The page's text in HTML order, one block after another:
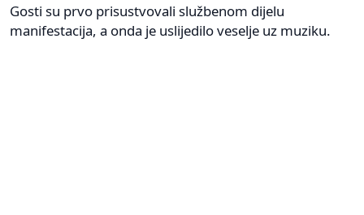
Gosti su prvo prisustvovali službenom dijelu
manifestacija, a onda je uslijedilo veselje uz muziku.